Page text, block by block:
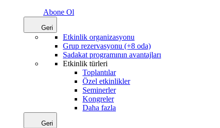
Abone Ol
Geri
Etkinlik organizasyonu
Grup rezervasyonu (+8 oda)
Sadakat programının avantajları
Etkinlik türleri
Toplantılar
Özel etkinlikler
Seminerler
Kongreler
Daha fazla
Geri